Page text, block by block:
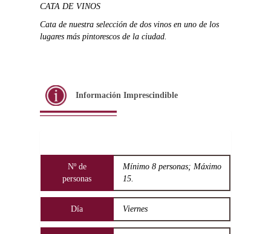
CATA DE VINOS
Cata de nuestra selección de dos vinos en uno de los
lugares más pintorescos de la ciudad.
Información Imprescindible
Nº de
personas
Mínimo 8 personas; Máximo
15.
Día Viernes